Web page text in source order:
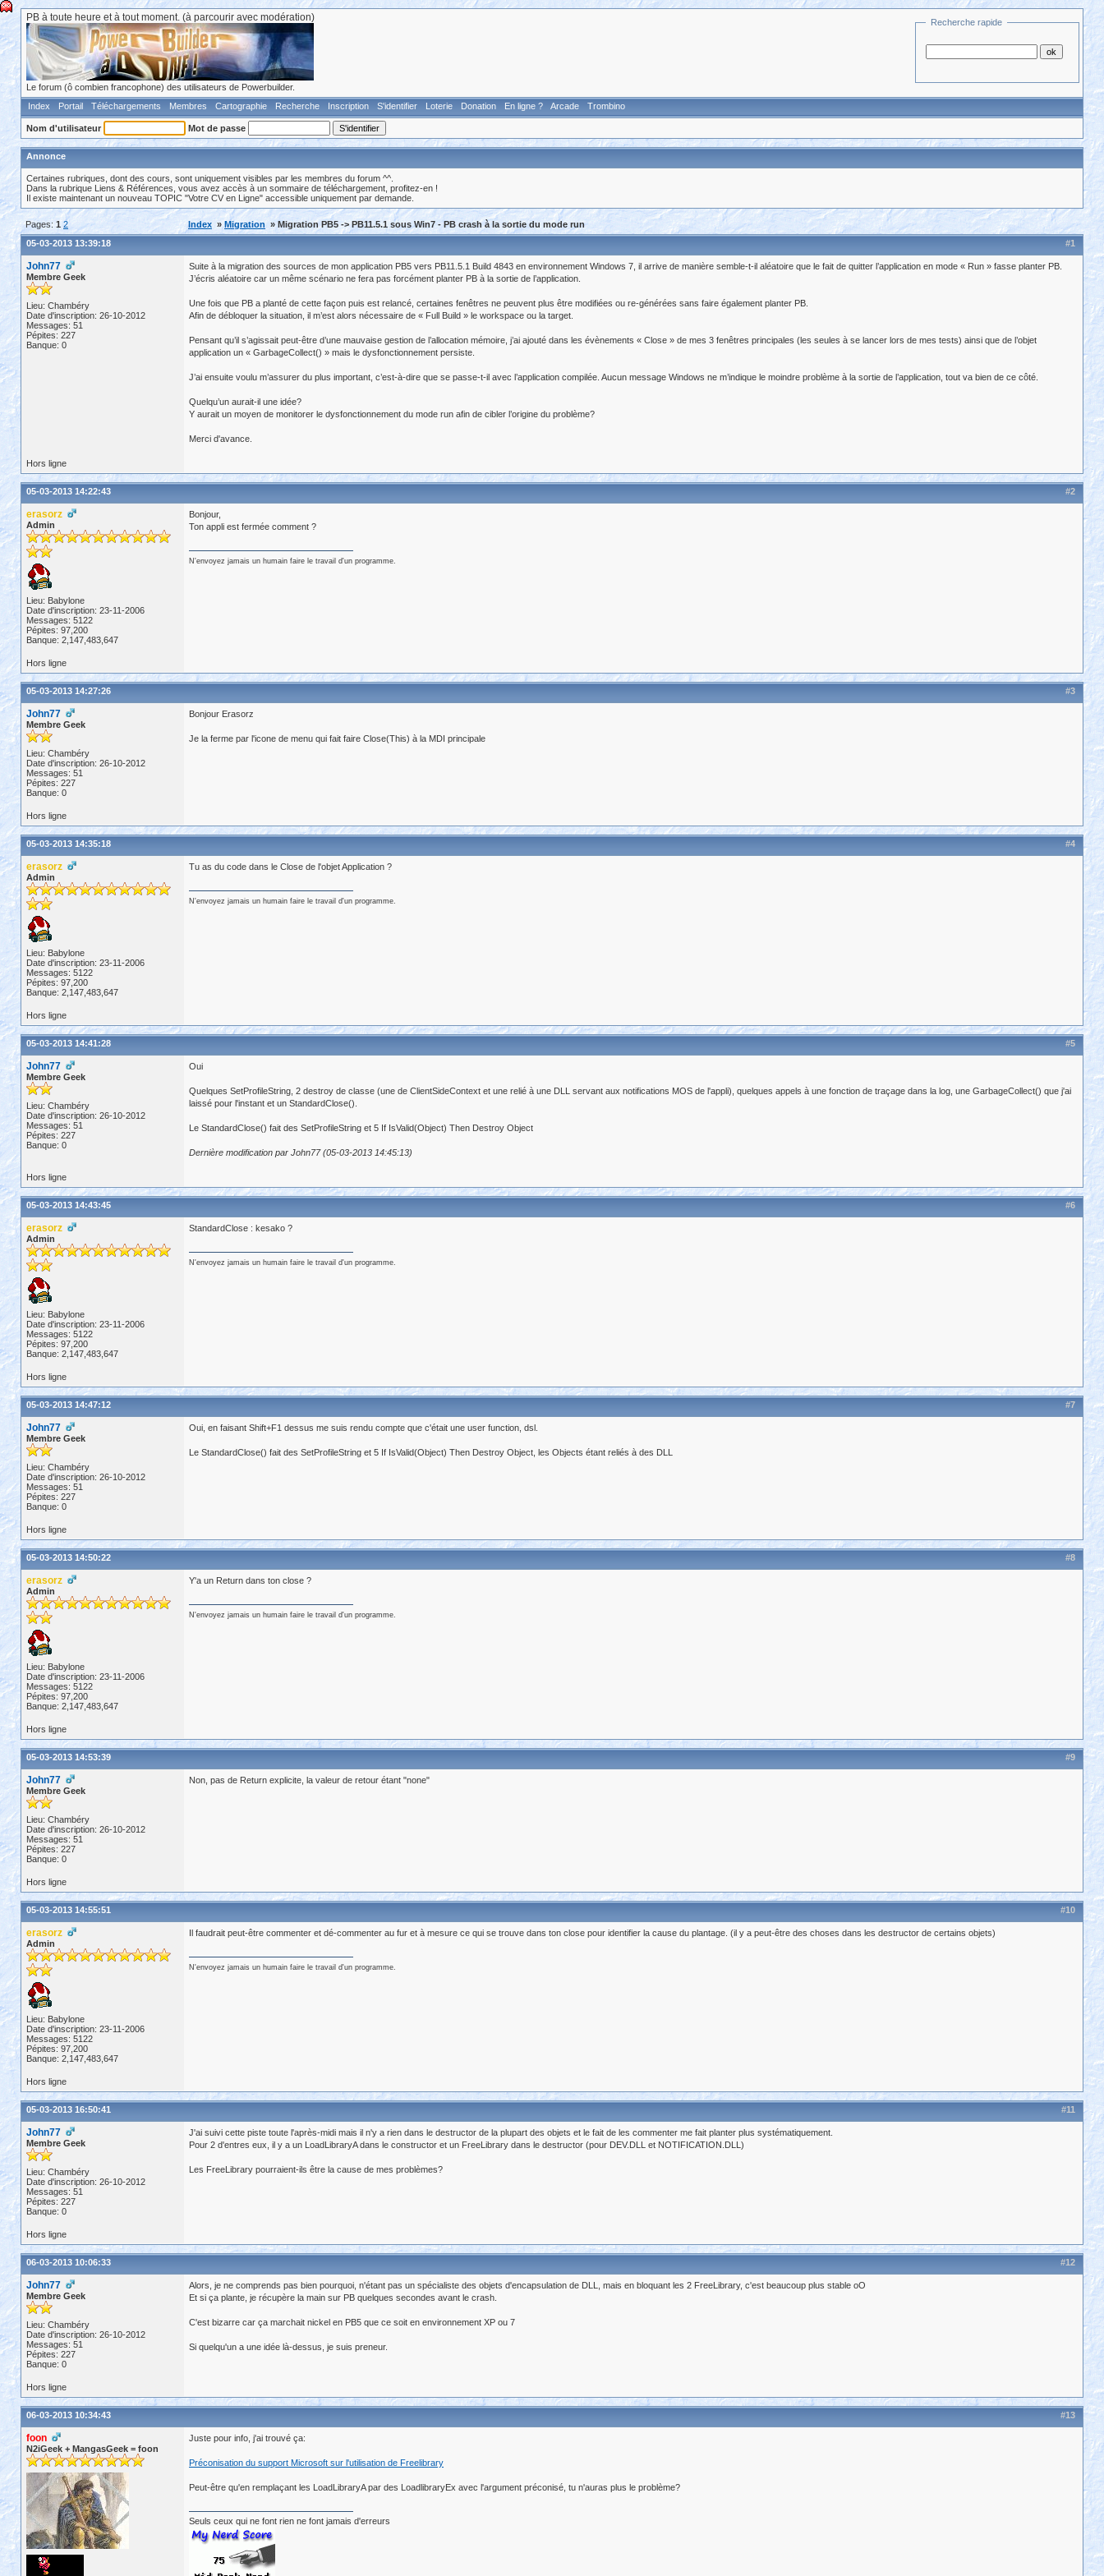
PB à toute heure et à tout moment. (à parcourir avec modération)
Le forum (ô combien francophone) des utilisateurs de Powerbuilder.
Recherche rapide
Index Portail Téléchargements Membres Cartographie Recherche Inscription S'identifier Loterie Donation En ligne ? Arcade Trombino
Nom d'utilisateur Mot de passe
Annonce
Certaines rubriques, dont des cours, sont uniquement visibles par les membres du forum ^^.
Dans la rubrique Liens & Références, vous avez accès à un sommaire de téléchargement, profitez-en !
Il existe maintenant un nouveau TOPIC "Votre CV en Ligne" accessible uniquement par demande.
Pages: 1 2 Index » Migration » Migration PB5 -> PB11.5.1 sous Win7 - PB crash à la sortie du mode run
#1
05-03-2013 13:39:18
John77
Membre Geek
Lieu: Chambéry
Date d'inscription: 26-10-2012
Messages: 51
Pépites: 227
Banque: 0
Suite à la migration des sources de mon application PB5 vers PB11.5.1 Build 4843 en environnement Windows 7, il arrive de manière semble-t-il aléatoire que le fait de quitter l’application en mode « Run » fasse planter PB.
J’écris aléatoire car un même scénario ne fera pas forcément planter PB à la sortie de l’application.
Une fois que PB a planté de cette façon puis est relancé, certaines fenêtres ne peuvent plus être modifiées ou re-générées sans faire également planter PB.
Afin de débloquer la situation, il m’est alors nécessaire de « Full Build » le workspace ou la target.
Pensant qu’il s’agissait peut-être d’une mauvaise gestion de l’allocation mémoire, j’ai ajouté dans les évènements « Close » de mes 3 fenêtres principales (les seules à se lancer lors de mes tests) ainsi que de l’objet
application un « GarbageCollect() » mais le dysfonctionnement persiste.
J’ai ensuite voulu m’assurer du plus important, c’est-à-dire que se passe-t-il avec l’application compilée. Aucun message Windows ne m’indique le moindre problème à la sortie de l’application, tout va bien de ce côté.
Quelqu’un aurait-il une idée?
Y aurait un moyen de monitorer le dysfonctionnement du mode run afin de cibler l’origine du problème?
Merci d'avance.
Hors ligne
#2
05-03-2013 14:22:43
erasorz
Admin
Lieu: Babylone
Date d'inscription: 23-11-2006
Messages: 5122
Pépites: 97,200
Banque: 2,147,483,647
Bonjour,
Ton appli est fermée comment ?
N'envoyez jamais un humain faire le travail d'un programme.
Hors ligne
#3
05-03-2013 14:27:26
John77
Membre Geek
Lieu: Chambéry
Date d'inscription: 26-10-2012
Messages: 51
Pépites: 227
Banque: 0
Bonjour Erasorz
Je la ferme par l'icone de menu qui fait faire Close(This) à la MDI principale
Hors ligne
#4
05-03-2013 14:35:18
erasorz
Admin
Lieu: Babylone
Date d'inscription: 23-11-2006
Messages: 5122
Pépites: 97,200
Banque: 2,147,483,647
Tu as du code dans le Close de l'objet Application ?
N'envoyez jamais un humain faire le travail d'un programme.
Hors ligne
#5
05-03-2013 14:41:28
John77
Membre Geek
Lieu: Chambéry
Date d'inscription: 26-10-2012
Messages: 51
Pépites: 227
Banque: 0
Oui
Quelques SetProfileString, 2 destroy de classe (une de ClientSideContext et une relié à une DLL servant aux notifications MOS de l'appli), quelques appels à une fonction de traçage dans la log, une GarbageCollect() que j'ai
laissé pour l'instant et un StandardClose().
Le StandardClose() fait des SetProfileString et 5 If IsValid(Object) Then Destroy Object
Dernière modification par John77 (05-03-2013 14:45:13)
Hors ligne
#6
05-03-2013 14:43:45
erasorz
Admin
Lieu: Babylone
Date d'inscription: 23-11-2006
Messages: 5122
Pépites: 97,200
Banque: 2,147,483,647
StandardClose : kesako ?
N'envoyez jamais un humain faire le travail d'un programme.
Hors ligne
#7
05-03-2013 14:47:12
John77
Membre Geek
Lieu: Chambéry
Date d'inscription: 26-10-2012
Messages: 51
Pépites: 227
Banque: 0
Oui, en faisant Shift+F1 dessus me suis rendu compte que c'était une user function, dsl.
Le StandardClose() fait des SetProfileString et 5 If IsValid(Object) Then Destroy Object, les Objects étant reliés à des DLL
Hors ligne
#8
05-03-2013 14:50:22
erasorz
Admin
Lieu: Babylone
Date d'inscription: 23-11-2006
Messages: 5122
Pépites: 97,200
Banque: 2,147,483,647
Y'a un Return dans ton close ?
N'envoyez jamais un humain faire le travail d'un programme.
Hors ligne
#9
05-03-2013 14:53:39
John77
Membre Geek
Lieu: Chambéry
Date d'inscription: 26-10-2012
Messages: 51
Pépites: 227
Banque: 0
Non, pas de Return explicite, la valeur de retour étant "none"
Hors ligne
#10
05-03-2013 14:55:51
erasorz
Admin
Lieu: Babylone
Date d'inscription: 23-11-2006
Messages: 5122
Pépites: 97,200
Banque: 2,147,483,647
Il faudrait peut-être commenter et dé-commenter au fur et à mesure ce qui se trouve dans ton close pour identifier la cause du plantage. (il y a peut-être des choses dans les destructor de certains objets)
N'envoyez jamais un humain faire le travail d'un programme.
Hors ligne
#11
05-03-2013 16:50:41
John77
Membre Geek
Lieu: Chambéry
Date d'inscription: 26-10-2012
Messages: 51
Pépites: 227
Banque: 0
J'ai suivi cette piste toute l'après-midi mais il n'y a rien dans le destructor de la plupart des objets et le fait de les commenter me fait planter plus systématiquement.
Pour 2 d'entres eux, il y a un LoadLibraryA dans le constructor et un FreeLibrary dans le destructor (pour DEV.DLL et NOTIFICATION.DLL)
Les FreeLibrary pourraient-ils être la cause de mes problèmes?
Hors ligne
#12
06-03-2013 10:06:33
John77
Membre Geek
Lieu: Chambéry
Date d'inscription: 26-10-2012
Messages: 51
Pépites: 227
Banque: 0
Alors, je ne comprends pas bien pourquoi, n'étant pas un spécialiste des objets d'encapsulation de DLL, mais en bloquant les 2 FreeLibrary, c'est beaucoup plus stable oO
Et si ça plante, je récupère la main sur PB quelques secondes avant le crash.
C'est bizarre car ça marchait nickel en PB5 que ce soit en environnement XP ou 7
Si quelqu'un a une idée là-dessus, je suis preneur.
Hors ligne
#13
06-03-2013 10:34:43
foon
N2iGeek + MangasGeek = foon
Juste pour info, j'ai trouvé ça:
Préconisation du support Microsoft sur l'utilisation de Freelibrary
Peut-être qu'en remplaçant les LoadLibraryA par des LoadlibraryEx avec l'argument préconisé, tu n'auras plus le problème?
Seuls ceux qui ne font rien ne font jamais d'erreurs